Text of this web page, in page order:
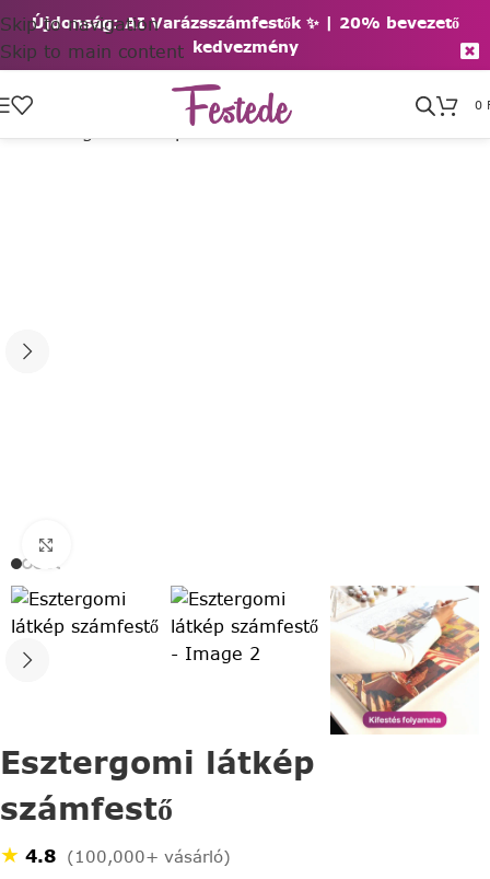
Újdonság: AI Varázsszámfestők ✨ | 20% bevezető
kedvezmény
Skip to navigation
Skip to main content
0
Esztergomi látkép
számfestő
★ 4.8 (100,000+ vásárló)